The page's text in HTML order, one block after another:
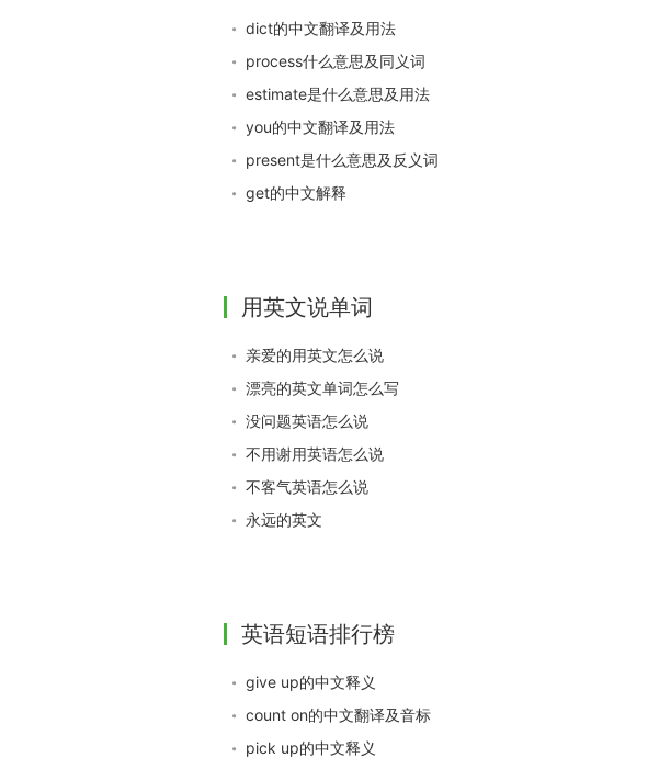
dict的中文翻译及用法
process什么意思及同义词
estimate是什么意思及用法
you的中文翻译及用法
present是什么意思及反义词
get的中文解释
用英文说单词
亲爱的用英文怎么说
漂亮的英文单词怎么写
没问题英语怎么说
不用谢用英语怎么说
不客气英语怎么说
永远的英文
英语短语排行榜
give up的中文释义
count on的中文翻译及音标
pick up的中文释义